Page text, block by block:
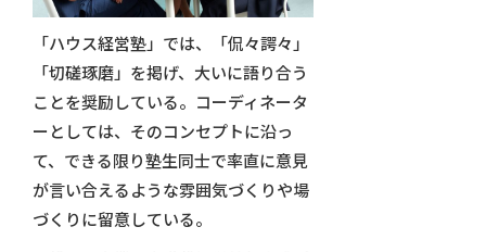
「ハウス経営塾」では、「侃々諤々」
「切磋琢磨」を掲げ、大いに語り合う
ことを奨励している。コーディネータ
ーとしては、そのコンセプトに沿っ
て、できる限り塾生同士で率直に意見
が言い合えるような雰囲気づくりや場
づくりに留意している。